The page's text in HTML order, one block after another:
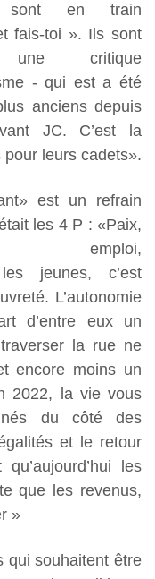
sont en train
fais-toi ». Ils sont
critique
- qui est a été
anciens depuis
JC. C’est la
leurs cadets».
est un refrain
les 4 P : «Paix,
emploi,
jeunes, c’est
L’autonomie
d’entre eux un
la rue ne
encore moins un
2022, la vie vous
du côté des
et le retour
les
que les revenus,
»
qui souhaitent être